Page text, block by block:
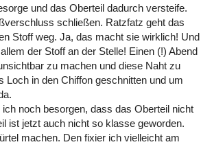
und das Oberteil dadurch versteife.
schließen. Ratzfatz geht das
Stoff weg. Ja, das macht sie wirklich! Und
der Stoff an der Stelle! Einen (!) Abend
zu machen und diese Naht zu
in den Chiffon geschnitten und um
noch besorgen, dass das Oberteil nicht
ist jetzt auch nicht so klasse geworden.
machen. Den fixier ich vielleicht am